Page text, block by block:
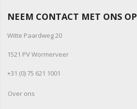
NEEM CONTACT MET ONS OP
Witte Paardweg 20
1521 PV Wormerveer
+31 (0) 75 621 1001
Over ons